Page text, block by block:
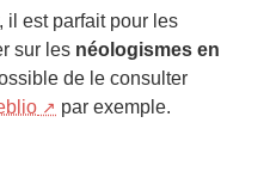
il est parfait pour les
sur les néologismes en
de le consulter
par exemple.